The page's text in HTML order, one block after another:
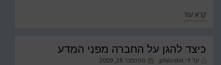
קרא עוד
כיצד להגן על החברה מפני המדע
על ידי philoshit
פורסםספטמבר 28, 2009